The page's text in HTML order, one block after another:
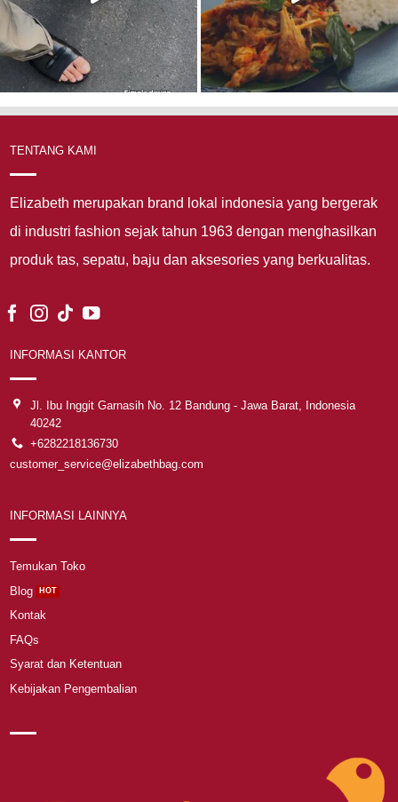
TENTANG KAMI
Elizabeth merupakan brand lokal indonesia yang bergerak
di industri fashion sejak tahun 1963 dengan menghasilkan
produk tas, sepatu, baju dan aksesories yang berkualitas.
INFORMASI KANTOR
Jl. Ibu Inggit Garnasih No. 12 Bandung - Jawa Barat, Indonesia
40242
+6282218136730
customer_service@elizabethbag.com
INFORMASI LAINNYA
Temukan Toko
Blog
Kontak
FAQs
Syarat dan Ketentuan
Kebijakan Pengembalian